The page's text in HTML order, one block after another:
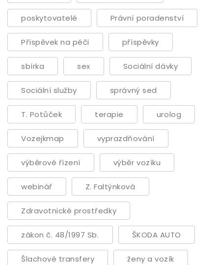
poskytovatelé Právní poradenství
Příspěvek na péči příspěvky
sbírka sex Sociální dávky
Sociální služby správný sed
T. Potůček terapie urolog
Vozejkmap vyprazdňování
výběrové řízení výběr vozíku
webinář Z. Faltýnková
Zdravotnické prostředky
zákon č. 48/1997 Sb. ŠKODA AUTO
Šlachové transfery ženy a vozík